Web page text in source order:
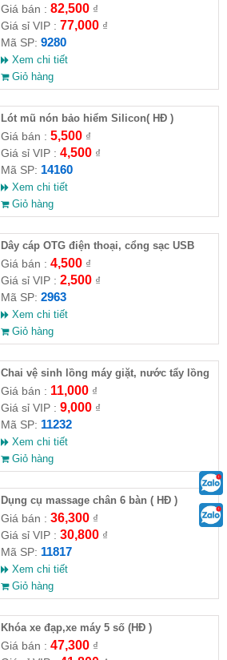
Giá bán : 82,500₫
Giá sỉ VIP : 77,000₫
Mã SP: 9280
Xem chi tiết
Giỏ hàng
Lót mũ nón bảo hiểm Silicon( HĐ )
Giá bán : 5,500₫
Giá sỉ VIP : 4,500₫
Mã SP: 14160
Xem chi tiết
Giỏ hàng
Dây cáp OTG điện thoại, cổng sạc USB
Giá bán : 4,500₫
Giá sỉ VIP : 2,500₫
Mã SP: 2963
Xem chi tiết
Giỏ hàng
Chai vệ sinh lồng máy giặt, nước tẩy lồng
máy giặt CLEANING FLUID
Giá bán : 11,000₫
Giá sỉ VIP : 9,000₫
Mã SP: 11232
Xem chi tiết
Giỏ hàng
Dụng cụ massage chân 6 bàn ( HĐ )
Giá bán : 36,300₫
Giá sỉ VIP : 30,800₫
Mã SP: 11817
Xem chi tiết
Giỏ hàng
Khóa xe đạp,xe máy 5 số (HĐ )
Giá bán : 47,300₫